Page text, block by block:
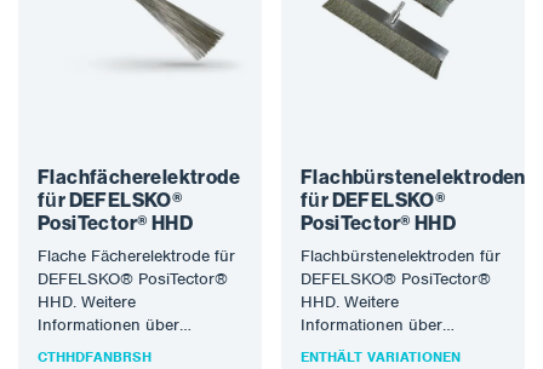
Flachfächerelektrode
für DEFELSKO®
PosiTector® HHD
Flache Fächerelektrode für
DEFELSKO® PosiTector®
HHD. Weitere
Informationen über
DEFELSKO®-Produkte
CTHHDFANBRSH
Flachbürstenelektroden
für DEFELSKO®
PosiTector® HHD
Flachbürstenelektroden für
DEFELSKO® PosiTector®
HHD. Weitere
Informationen über
DEFELSKO®-Produkte
ENTHÄLT VARIATIONEN